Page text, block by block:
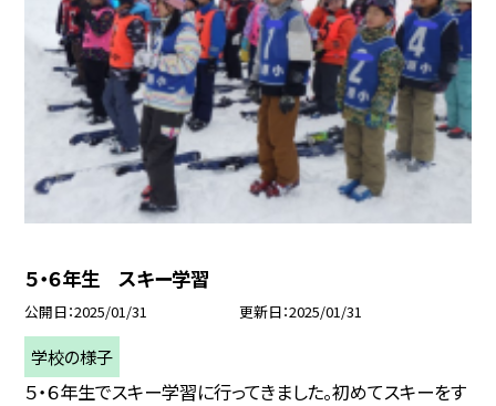
５・６年生 スキー学習
公開日 2025/01/31 更新日 2025/01/31
学校の様子
５・６年生でスキー学習に行ってきました。初めてスキーをす